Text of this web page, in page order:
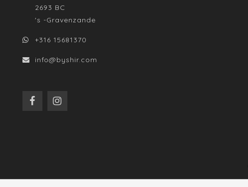
2693 BC
's -Gravenzande
+316 15681370
info@byshir.com